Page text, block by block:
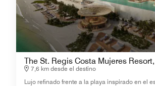
The St. Regis Costa Mujeres
7,6 km desde el destino
Lujo refinado frente a la playa inspirado en el